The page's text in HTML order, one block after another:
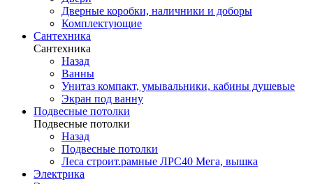
Дверные коробки, наличники и доборы
Комплектующие
Сантехника
Сантехника
Назад
Ванны
Унитаз компакт, умывальники, кабины душевые
Экран под ванну
Подвесные потолки
Подвесные потолки
Назад
Подвесные потолки
Леса строит.рамные ЛРС40 Мега, вышка
Электрика